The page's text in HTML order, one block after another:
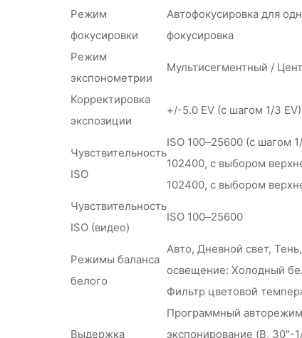
Режим
фокусировки
Автофокусировка для
фокусировка
Режим
экспонометрии
Мультисегментный /
Корректировка
экспозиции
+/-5.0 EV (с шагом 1/3
Чувствительность
ISO
ISO 100–25600 (с шагом
102400, с выбором
102400, с выбором
Чувствительность
ISO (видео)
ISO 100–25600
Режимы баланса
белого
Авто, Дневной свет,
освещение: Холодный
Фильтр цветовой
Выдержка
Программный
экспонирование (B,